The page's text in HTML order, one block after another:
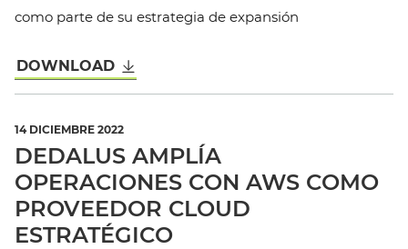
como parte de su estrategia de expansión
DOWNLOAD
14 DICIEMBRE 2022
DEDALUS AMPLÍA
OPERACIONES CON AWS COMO
PROVEEDOR CLOUD
ESTRATÉGICO